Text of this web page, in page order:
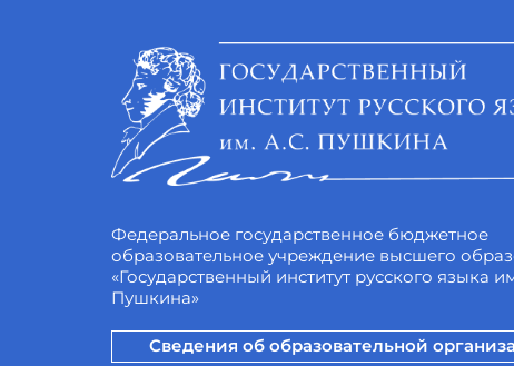
Федеральное государственное бюджетное
образовательное учреждение высшего
«Государственный институт русского языка
Пушкина»
Сведения об образовательной